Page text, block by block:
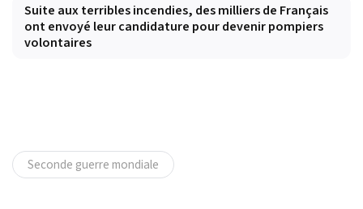
Suite aux terribles incendies, des milliers de Français
ont envoyé leur candidature pour devenir pompiers
volontaires
Seconde guerre mondiale